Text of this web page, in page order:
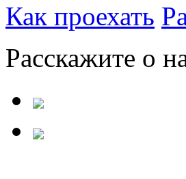
Как проехать
Расскажите о